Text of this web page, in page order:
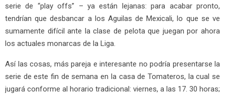
serie de “play offs” – ya están lejanas: para acabar pronto,
tendrían que desbancar a los Aguilas de Mexicali, lo que se ve
sumamente difícil ante la clase de pelota que juegan por ahora
los actuales monarcas de la Liga.
Así las cosas, más pareja e interesante no podría presentarse la
serie de este fin de semana en la casa de Tomateros, la cual se
jugará conforme al horario tradicional: viernes, a las 17. 30 horas;